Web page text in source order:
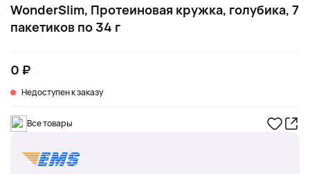
WonderSlim, Протеиновая кружка, голубика, 7
пакетиков по 34 г
0 ₽
Недоступен к заказу
Все товары